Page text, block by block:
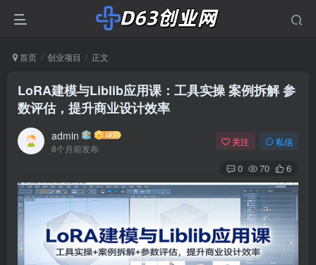
首页 创业项目 正文
LoRA建模与Liblib应用课：工具实操 案例拆解 参
数评估，提升商业设计效率
admin
8个月前发布
关注 私信
0 70 6